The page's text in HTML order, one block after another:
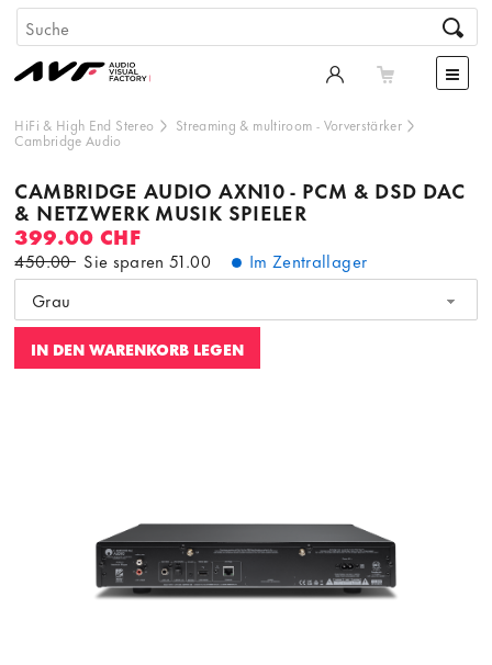
HiFi & High End Stereo Streaming & multiroom - Vorverstärker
Cambridge Audio
CAMBRIDGE AUDIO AXN10 - PCM & DSD DAC
& NETZWERK MUSIK SPIELER
399.00 CHF
450.00 Sie sparen51.00
Im Zentrallager
Grau
IN DEN WARENKORB LEGEN